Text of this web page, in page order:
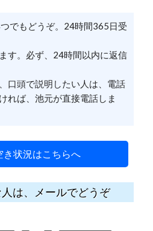
でもどうぞ。24時間365日受
す。必ず、24時間以内に返信
口頭で説明したい人は、電話
れば、池元が直接電話しま
き状況はこちらへ
は、メールでどうぞ